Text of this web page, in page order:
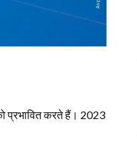
प्रभावित करते हैं। 2023